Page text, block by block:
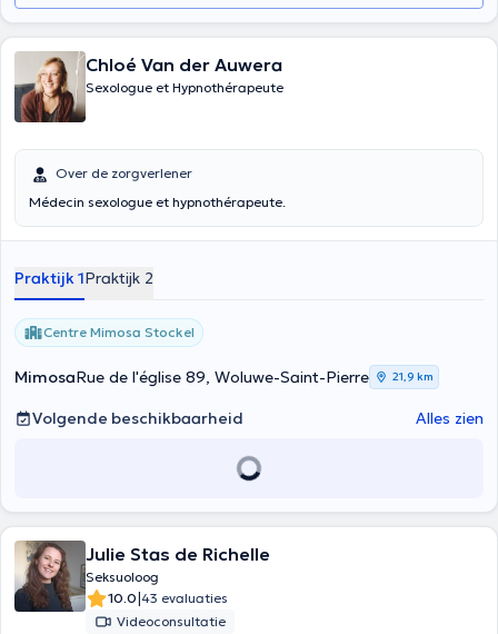
Chloé Van der Auwera
Sexologue et Hypnothérapeute
Over de zorgverlener
Médecin sexologue et hypnothérapeute.
Praktijk 1Praktijk 2
Centre Mimosa Stockel
MimosaRue de l'église 89, Woluwe-Saint-Pierre 21,9 km
Volgende beschikbaarheid Alles zien
Julie Stas de Richelle
Seksuoloog
10.0|43 evaluaties
Videoconsultatie